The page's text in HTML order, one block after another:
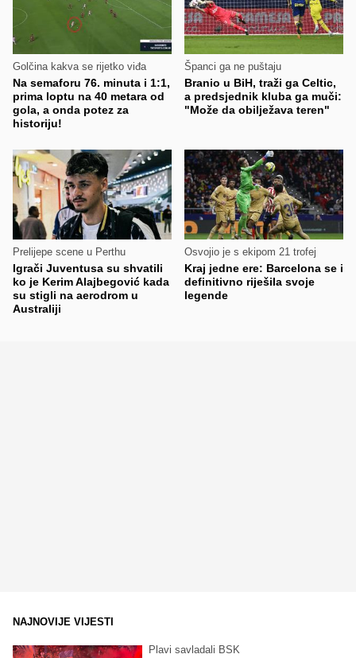
Golčina kakva se rijetko viđa
Na semaforu 76. minuta i 1:1,
prima loptu na 40 metara od
gola, a onda potez za
historiju!
Španci ga ne puštaju
Branio u BiH, traži ga Celtic,
a predsjednik kluba ga muči:
"Može da obilježava teren"
Prelijepe scene u Perthu
Igrači Juventusa su shvatili
ko je Kerim Alajbegović kada
su stigli na aerodrom u
Australiji
Osvojio je s ekipom 21 trofej
Kraj jedne ere: Barcelona se i
definitivno riješila svoje
legende
NAJNOVIJE VIJESTI
Plavi savladali BSK